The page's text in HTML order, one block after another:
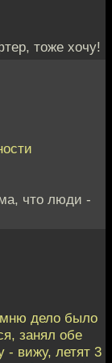
тоже хочу!
что люди -
дело было
занял обе
- вижу, летят 3